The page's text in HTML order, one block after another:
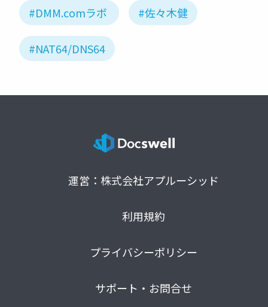
#DMM.comラボ #佐々木健
#NAT64/DNS64
運営：株式会社アプルーシッド
利用規約
プライバシーポリシー
サポート・お問合せ